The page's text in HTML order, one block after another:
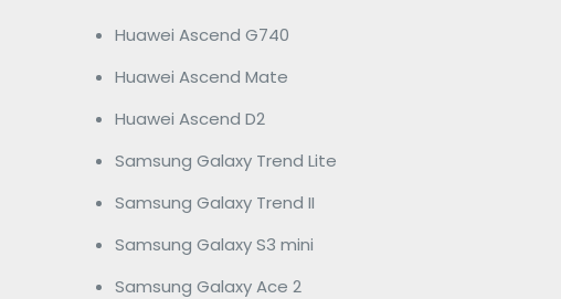
Huawei Ascend G740
Huawei Ascend Mate
Huawei Ascend D2
Samsung Galaxy Trend Lite
Samsung Galaxy Trend II
Samsung Galaxy S3 mini
Samsung Galaxy Ace 2